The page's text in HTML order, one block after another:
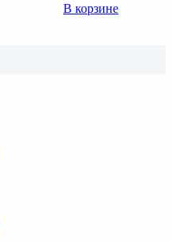
В корзине